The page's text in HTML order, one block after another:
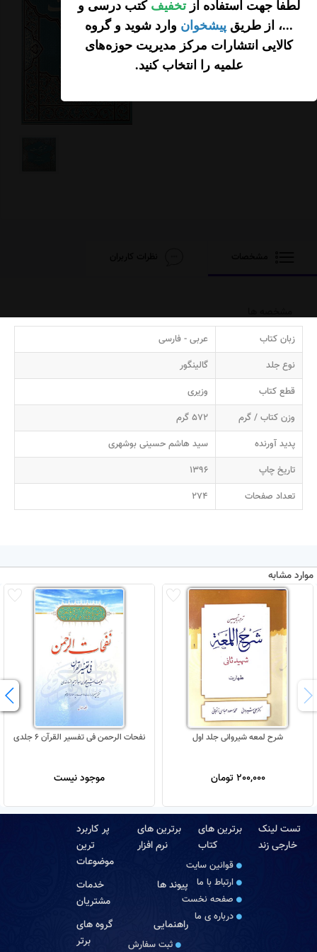
لطفاً جهت استفاده از تخفیف کتب درسی و
...، از طریق پیشخوان وارد شوید و گروه
کالایی انتشارات مرکز مدیریت حوزه‌های
علمیه را انتخاب کنید.
تومان
افزودن محصول به
سبد خرید
زبان کتاب
عربی - فارسی
نوع جلد
گالینگور
قطع کتاب
وزیری
وزن کتاب / گرم
572 گرم
پدید آورنده
سید هاشم حسینی بوشهری
تاریخ چاپ
1396
تعداد صفحات
274
موارد مشابه
شرح لمعه شیروانی جلد اول
200,000 تومان
نفحات الرحمن فی تفسیر القرآن 6 جلدی
موجود نیست
تست لینک
خارجی زند
برترین های
کتاب
قوانین سایت
ارتباط با ما
صفحه نخست
درباره‏ ی ما
برترین های
نرم افزار
پر کاربرد
ترین
موضوعات
پیوند ها
خدمات
مشتریان
راهنمایی
ثبت سفارش
گروه های
برتر